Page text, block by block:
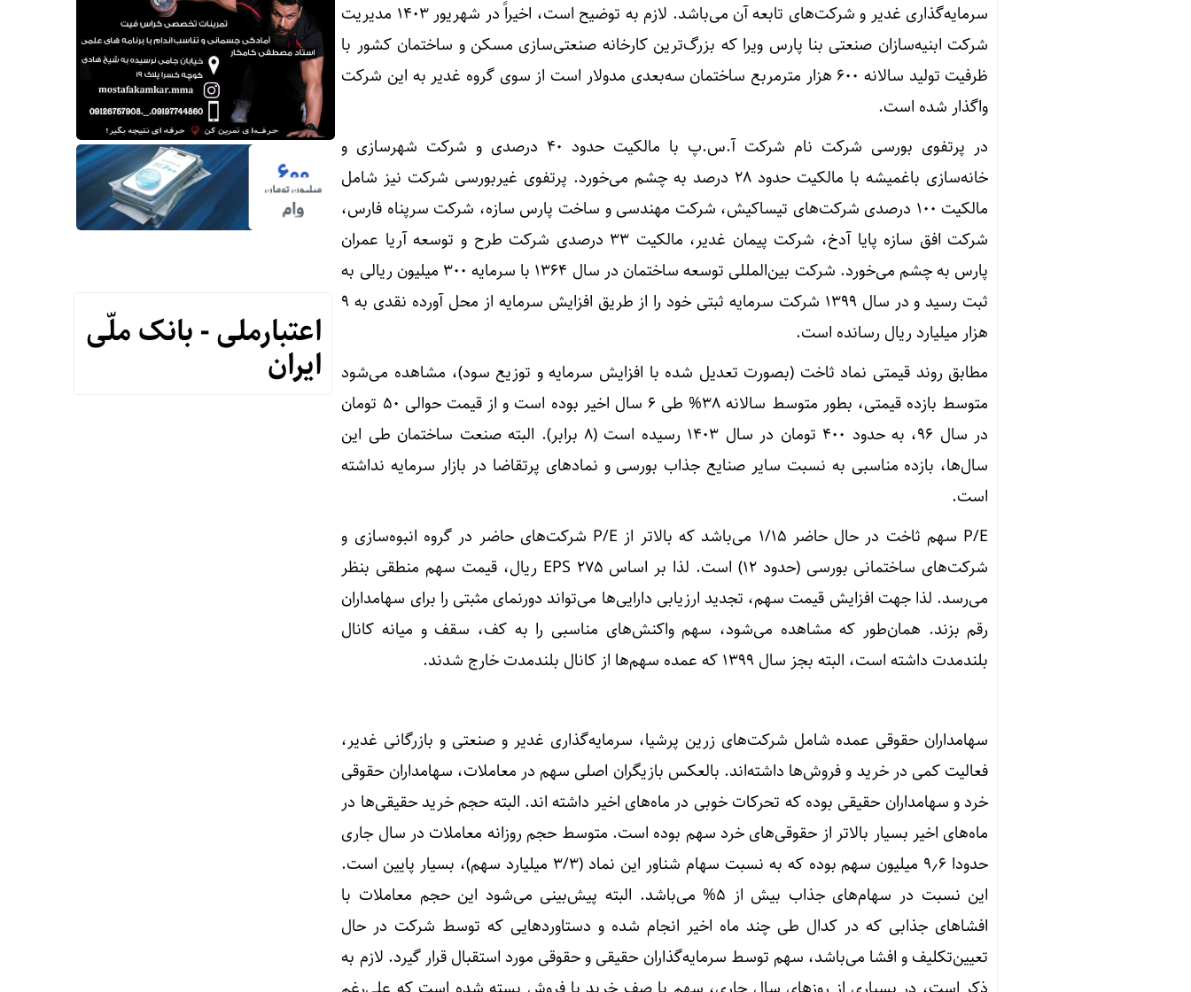
سرمایه‌گذاری غدیر و شرکت‌های تابعه آن می‌باشد. لازم به توضیح است، اخیراً در شهریور ۱۴۰۳ مدیریت
شرکت ابنیه‌سازان صنعتی بنا پارس ویرا که بزرگ‌ترین کارخانه صنعتی‌سازی مسکن و ساختمان کشور با
ظرفیت توﻟﯿﺪ ﺳﺎﻻﻧﻪ ۶٠٠ هزار مترمربع ﺳﺎﺧﺘﻤﺎن ﺳﻪ‌ﺑﻌﺪی ﻣﺪوﻻر است از سوی گروه غدیر به این شرکت
واگذار شده است.
در پرتفوی بورسی شرکت نام شرکت آ.س.پ با مالکیت حدود ۴۰ درصدی و شرکت شهرسازی و
خانه‌سازی باغمیشه با مالکیت حدود ۲۸ درصد به چشم می‌خورد. پرتفوی غیربورسی شرکت نیز شامل
مالکیت ۱۰۰ درصدی شرکت‌های تیساکیش، شرکت مهندسی و ساخت پارس سازه، شرکت سرپناه فارس،
شرکت افق سازه پایا آدخ، شرکت پیمان غدیر، مالکیت ۳۳ درصدی شرکت طرح و توسعه آریا عمران
پارس به چشم می‌خورد. شرکت بین‌المللی توسعه ساختمان در سال ۱۳۶۴ با سرمایه ۳۰۰ میلیون ریالی به
ثبت رسید و در سال ۱۳۹۹ شرکت سرمایه ثبتی خود را از طریق افزایش سرمایه از محل آورده نقدی به ۹
هزار میلیارد ریال رسانده است.
مطابق روند قیمتی نماد ثاخت (بصورت تعدیل شده با افزایش سرمایه و توزیع سود)، مشاهده می‌شود
متوسط بازده قیمتی، بطور متوسط سالانه ۳۸% طی ۶ سال اخیر بوده است و از قیمت حوالی ۵۰ تومان
در سال ۹۶، به حدود ۴۰۰ تومان در سال ۱۴۰۳ رسیده است (۸ برابر). البته صنعت ساختمان طی این
سال‌ها، بازده مناسبی به نسبت سایر صنایع جذاب بورسی و نمادهای پرتقاضا در بازار سرمایه نداشته
است.
P/E سهم ثاخت در حال حاضر ۱/۱۵ می‌باشد که بالاتر از P/E شرکت‌های حاضر در گروه انبوه‌سازی و
شرکت‌های ساختمانی بورسی (حدود ۱۲) است. لذا بر اساس EPS 275 ریال، قیمت سهم منطقی بنظر
می‌رسد. لذا جهت افزایش قیمت سهم، تجدید ارزیابی دارایی‌ها می‌تواند دورنمای مثبتی را برای سهامداران
رقم بزند. همان‌طور که مشاهده می‌شود، سهم واکنش‌های مناسبی را به کف، سقف و میانه کانال
بلندمدت داشته است، البته بجز سال ۱۳۹۹ که عمده سهم‌ها از کانال بلندمدت خارج شدند.
سهامداران حقوقی عمده شامل شرکت‌های زرین پرشیا، سرمایه‌گذاری غدیر و صنعتی و بازرگانی غدیر،
فعالیت کمی در خرید و فروش‌ها داشته‌اند. بالعکس بازیگران اصلی سهم در معاملات، سهامداران حقوقی
خرد و سهامداران حقیقی بوده که تحرکات خوبی در ماه‌های اخیر داشته اند. البته حجم خرید حقیقی‌ها در
ماه‌های اخیر بسیار بالاتر از حقوقی‌های خرد سهم بوده است. متوسط حجم روزانه معاملات در سال جاری
حدودا ۹٫۶ میلیون سهم بوده که به نسبت سهام شناور این نماد (۳/۳ میلیارد سهم)، بسیار پایین است.
این نسبت در سهام‌های جذاب بیش از ۵% می‌باشد. البته پیش‌بینی می‌شود این حجم معاملات با
افشاهای جذابی که در کدال طی چند ماه اخیر انجام شده و دستاوردهایی که توسط شرکت در حال
تعیین‌تکلیف و افشا می‌باشد، سهم توسط سرمایه‌گذاران حقیقی و حقوقی مورد استقبال قرار گیرد. لازم به
اعتبارملی - بانک ملّی
ایران